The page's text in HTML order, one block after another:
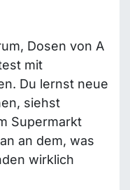
Dosen von A
mit
Du lernst neue
siehst
Supermarkt
an dem, was
wirklich